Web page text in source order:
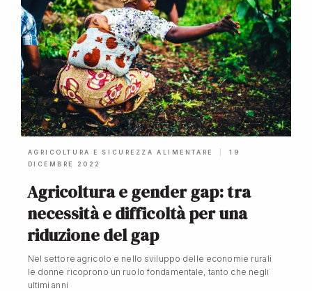
AGRICOLTURA E SICUREZZA ALIMENTARE
19
DICEMBRE 2022
Agricoltura e gender gap: tra
necessità e difficoltà per una
riduzione del gap
Nel settore agricolo e nello sviluppo delle economie rurali
le donne ricoprono un ruolo fondamentale, tanto che negli
ultimi anni